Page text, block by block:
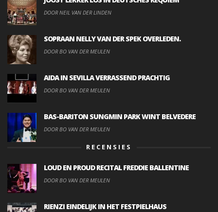
DOOR NEIL VAN DER LINDEN
SOPRAAN NELLY VAN DER SPEK OVERLEDEN.
DOOR BO VAN DER MEULEN
AIDA IN SEVILLA VERRASSEND PRACHTIG
DOOR BO VAN DER MEULEN
BAS-BARITON SUNGMIN PARK WINT BELVEDERE
DOOR BO VAN DER MEULEN
RECENSIES
LOUD EN PROUD RECITAL FREDDIE BALLENTINE
DOOR BO VAN DER MEULEN
RIENZI EINDELIJK IN HET FESTPIELHAUS